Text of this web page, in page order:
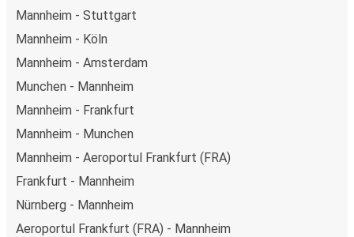
Mannheim - Stuttgart
Mannheim - Köln
Mannheim - Amsterdam
Munchen - Mannheim
Mannheim - Frankfurt
Mannheim - Munchen
Mannheim - Aeroportul Frankfurt (FRA)
Frankfurt - Mannheim
Nürnberg - Mannheim
Aeroportul Frankfurt (FRA) - Mannheim